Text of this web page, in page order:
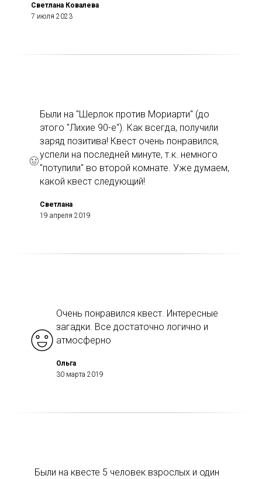
Светлана Ковалева
7 июля 2023
Были на "Шерлок против Мориарти" (до
этого "Лихие 90-е"). Как всегда, получили
заряд позитива! Квест очень понравился,
успели на последней минуте, т.к. немного
"потупили" во второй комнате. Уже думаем,
какой квест следующий!
Светлана
19 апреля 2019
Очень понравился квест. Интересные
загадки. Все достаточно логично и
атмосферно
Ольга
30 марта 2019
Были на квесте 5 человек взрослых и один